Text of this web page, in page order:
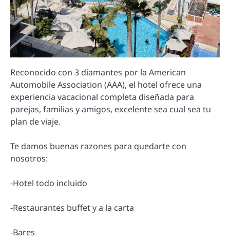
Reconocido con 3 diamantes por la American
Automobile Association (AAA), el hotel ofrece una
experiencia vacacional completa diseñada para
parejas, familias y amigos, excelente sea cual sea tu
plan de viaje.
Te damos buenas razones para quedarte con
nosotros:
-Hotel todo incluido
-Restaurantes buffet y a la carta
-Bares